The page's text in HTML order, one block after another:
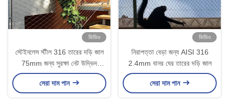
ভিডিও
স্টেইনলেস স্টীল 316 তারের দড়ি জাল
75mm জন্য সুরক্ষা নেট উদ্ভিদ
আরোহণ নেট
সেরা দাম পান
ভিডিও
নিরাপত্তা বেড়া জন্য AISI 316
2.4mm বানর ঘের তারের দড়ি জাল
সেরা দাম পান